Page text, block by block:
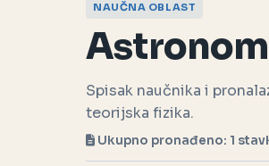
NAUČNA OBLAST
Spisak naučnika i
teorijska fizika.
Ukupno pronađeno: 1